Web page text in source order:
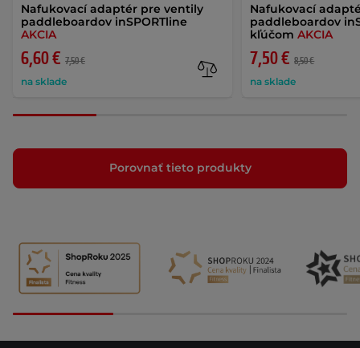
Nafukovací adaptér pre ventily
paddleboardov inSPORTline
AKCIA
6,60 € 7,50 €
na sklade
Nafukovací
paddleboardov
kľúčomAKCIA
7,50 € 8,50 €
na sklade
Porovnať tieto produkty